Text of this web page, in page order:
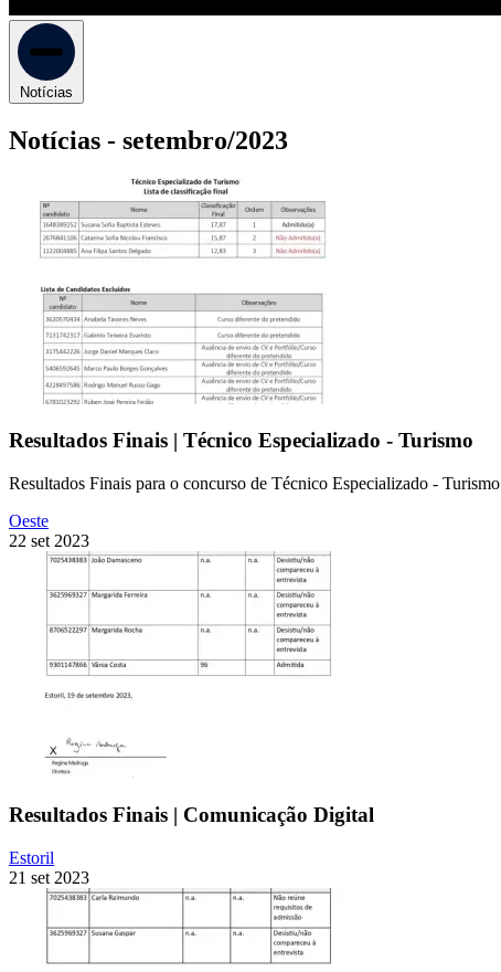
Notícias
Notícias - setembro/2023
Resultados Finais | Técnico Especializado - Turismo
Resultados Finais para o concurso de Técnico Especializado - Turismo
Oeste
22 set 2023
Resultados Finais | Comunicação Digital
Estoril
21 set 2023